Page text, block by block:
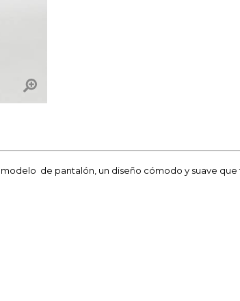
de pantalón, un diseño cómodo y suave